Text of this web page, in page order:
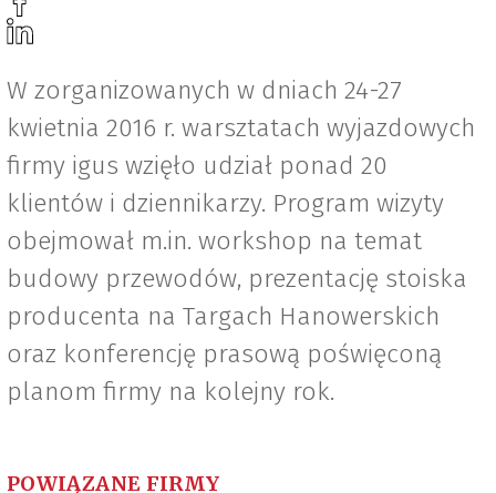
W zorganizowanych w dniach 24-27
kwietnia 2016 r. warsztatach wyjazdowych
firmy igus wzięło udział ponad 20
klientów i dziennikarzy. Program wizyty
obejmował m.in. workshop na temat
budowy przewodów, prezentację stoiska
producenta na Targach Hanowerskich
oraz konferencję prasową poświęconą
planom firmy na kolejny rok.
POWIĄZANE FIRMY